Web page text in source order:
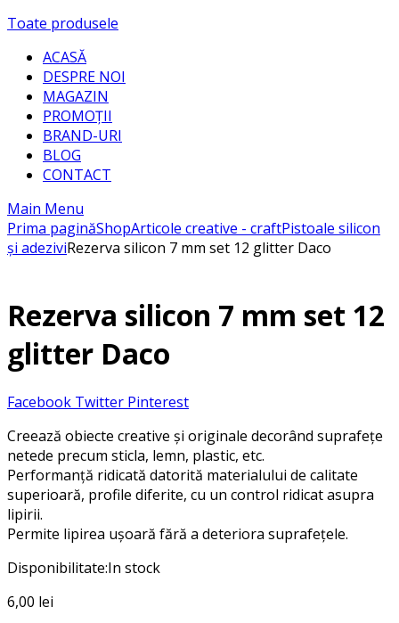
Toate produsele
ACASĂ
DESPRE NOI
MAGAZIN
PROMOȚII
BRAND-URI
BLOG
CONTACT
Main Menu
Prima paginăShopArticole creative - craftPistoale silicon
și adeziviRezerva silicon 7 mm set 12 glitter Daco
Rezerva silicon 7 mm set 12
glitter Daco
Facebook Twitter Pinterest
Creează obiecte creative și originale decorând suprafețe
netede precum sticla, lemn, plastic, etc.
Performanţă ridicată datorită materialului de calitate
superioară, profile diferite, cu un control ridicat asupra
lipirii.
Permite lipirea ușoară fără a deteriora suprafețele.
Disponibilitate:In stock
6,00 lei